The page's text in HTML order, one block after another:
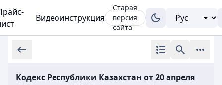
Видеоинструкция
Старая
версия
сайта
Кодекс Республики Казахстан от 20 апреля